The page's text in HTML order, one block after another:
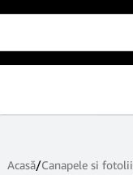
Acasă/Canapele si fotolii